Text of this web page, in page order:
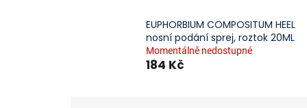
EUPHORBIUM COMPOSITUM HEEL
nosní podání sprej, roztok 20ML
Momentálně nedostupné
184 Kč